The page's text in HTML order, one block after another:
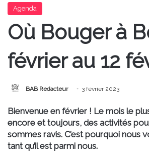
Agenda
Où Bouger à
février au 12
BAB Redacteur 3 février 2023
Bienvenue en février ! Le mois le
encore et toujours, des activités
sommes ravis. C’est pourquoi
tant qu’il est parmi nous.